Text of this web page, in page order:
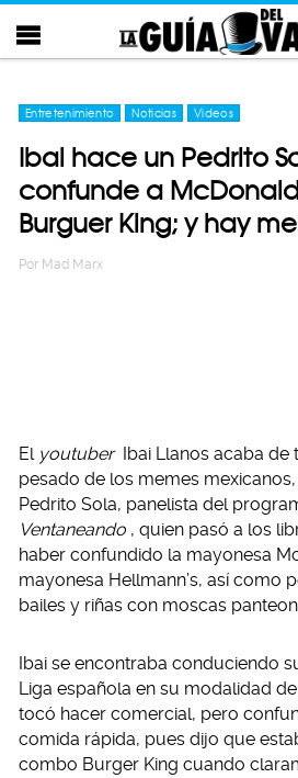
Entretenimiento Noticias Videos
Ibai hace un Pedrito
confunde a
Burguer King; y hay
Por Mad Marx
El youtuber Ibai Llanos acaba de
pesado de los memes
Pedrito Sola, panelista del
Ventaneando , quien pasó a los
haber confundido la mayonesa
mayonesa Hellmann’s, así como
bailes y riñas con moscas
Ibai se encontraba conduciendo
Liga española en su modalidad
tocó hacer comercial, pero
comida rápida, pues dijo que
combo Burger King cuando